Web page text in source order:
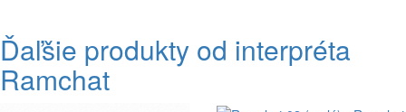
Ďaľšie produkty od interpréta
Ramchat